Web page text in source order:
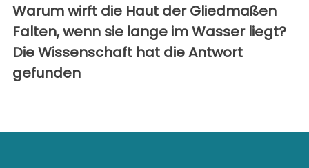
Warum wirft die Haut der Gliedmaßen
Falten, wenn sie lange im Wasser liegt?
Die Wissenschaft hat die Antwort
gefunden